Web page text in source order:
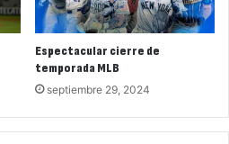
Espectacular cierre de
temporada MLB
septiembre 29, 2024